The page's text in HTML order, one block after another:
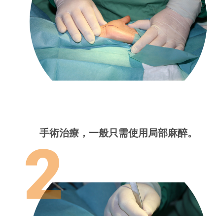
手術治療，一般只需使用局部麻醉。
2